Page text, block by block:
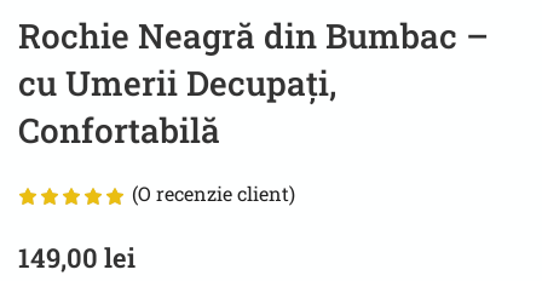
Rochie Neagră din Bumbac –
cu Umerii Decupați,
Confortabilă
(O recenzie client)
149,00 lei